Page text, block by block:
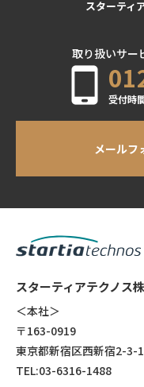
スターティ
取り扱いサー
受付時
メールフ
スターティアテクノス
＜本社＞
〒163-0919
東京都新宿区西新宿2-3-
TEL:03-6316-1488